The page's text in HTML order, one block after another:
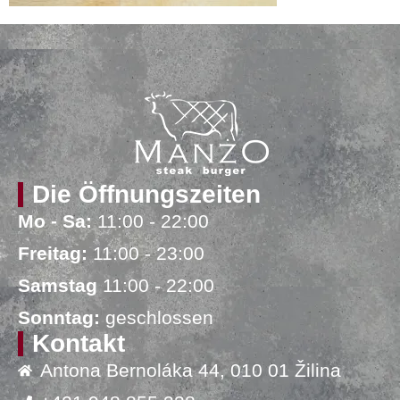
Die Öffnungszeiten
Mo - Sa:11:00 - 22:00
Freitag: 11:00 - 23:00
Samstag 11:00 - 22:00
Sonntag: geschlossen
Kontakt
Antona Bernoláka 44, 010 01 Žilina